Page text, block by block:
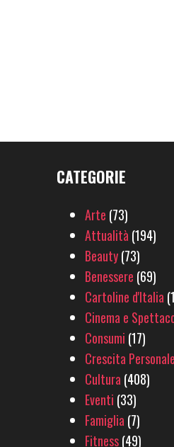
CATEGORIE
Arte (73)
Attualità (194)
Beauty(73)
Benessere (69)
Cartoline d'Italia
Cinema e
Consumi (17)
Crescita Personale
Cultura (408)
Eventi (33)
Famiglia (7)
Fitness(49)